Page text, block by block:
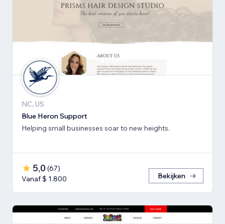
NC, US
Blue Heron Support
Helping small businesses soar to new heights.
5,0 (67)
Vanaf $ 1.800
Bekijken